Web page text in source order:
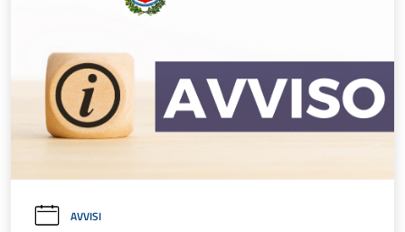
AVVISI